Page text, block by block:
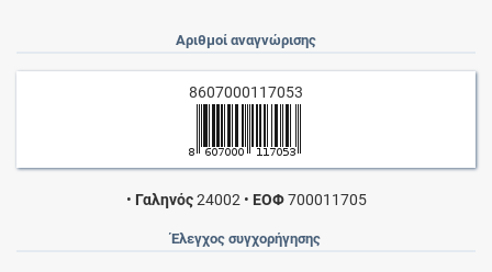
Αριθμοί αναγνώρισης
8607000117053
• Γαληνός24002 • ΕΟΦ700011705
Έλεγχος συγχορήγησης